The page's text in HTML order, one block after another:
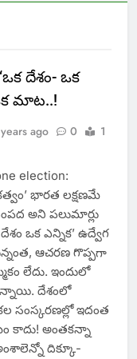
దేశం- ఒక
మాట..!
ago 0
1
election:
భారత లక్షణమే
అని పలుమార్లు
ఒక ఎన్నిక’ ఉద్వేగ
ఆచరణ గొప్పగా
లేదు. ఇందులో
దేశంలో
సంస్కరణల్లో ఇదంత
కాదు! అంతకన్నా
దిక్కూ-